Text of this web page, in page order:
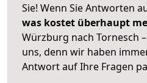
Sie! Wenn Sie Antworten
was kostet überhaupt
Würzburg nach Tornesch
uns, denn wir haben
Antwort auf Ihre Fragen